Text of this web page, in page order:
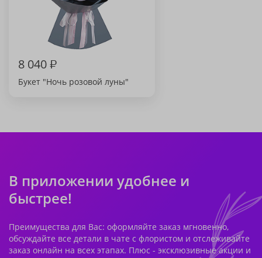
8 040₽
Букет "Ночь розовой луны"
В приложении удобнее и
быстрее!
Преимущества для Вас: оформляйте заказ мгновенно,
обсуждайте все детали в чате с флористом и отслеживайте
заказ онлайн на всех этапах. Плюс - эксклюзивные акции и